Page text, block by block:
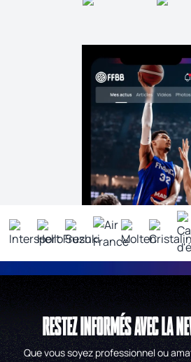
RESTEZ INFORMÉS AVEC LA
Que vous soyez professionnel ou